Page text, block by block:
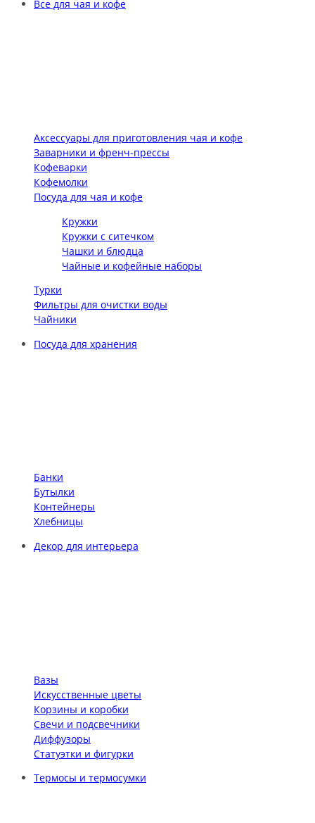
Все для чая и кофе
Аксессуары для приготовления чая и кофе
Заварники и френч-прессы
Кофеварки
Кофемолки
Посуда для чая и кофе
Кружки
Кружки с ситечком
Чашки и блюдца
Чайные и кофейные наборы
Турки
Фильтры для очистки воды
Чайники
Посуда для хранения
Банки
Бутылки
Контейнеры
Хлебницы
Декор для интерьера
Вазы
Искусственные цветы
Корзины и коробки
Свечи и подсвечники
Диффузоры
Статуэтки и фигурки
Термосы и термосумки